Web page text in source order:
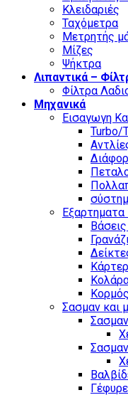
Κλειδαριές
Ταχόμετρα
Μετρητής
Μίζες
Ψήκτρα
Λιπαντικά –
Φίλτρα
Μηχανικά
Εισαγωγη
Turbo/
Εξαρτηματα
Κάρτερ
Σασμαν και